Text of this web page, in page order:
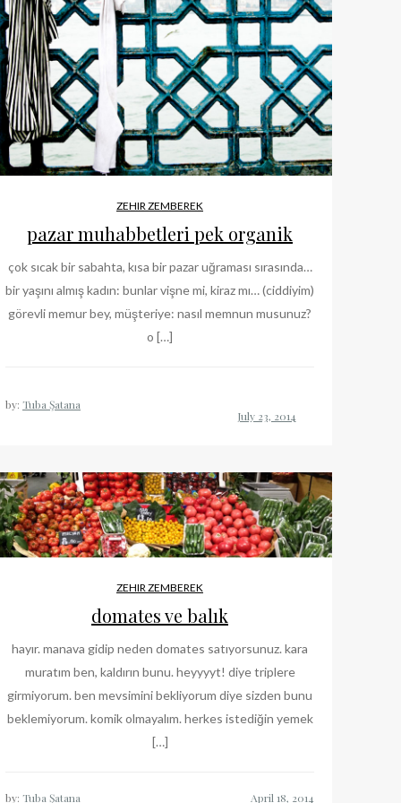
ZEHIR ZEMBEREK
pazar muhabbetleri pek organik
çok sıcak bir sabahta, kısa bir pazar uğraması sırasında…
bir yaşını almış kadın: bunlar vişne mi, kiraz mı… (ciddiyim)
görevli memur bey, müşteriye: nasıl memnun musunuz?
o […]
by: Tuba Şatana
ZEHIR ZEMBEREK
domates ve balık
hayır. manava gidip neden domates satıyorsunuz. kara
muratım ben, kaldırın bunu. heyyyyt! diye triplere
girmiyorum. ben mevsimini bekliyorum diye sizden bunu
beklemiyorum. komik olmayalım. herkes istediğin yemek
[…]
by: Tuba Şatana